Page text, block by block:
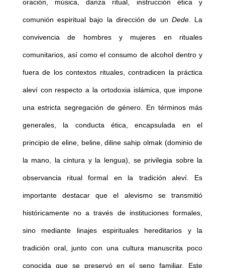
oración, música, danza ritual, instrucción ética y
comunión espiritual bajo la dirección de un Dede. La
convivencia de hombres y mujeres en rituales
comunitarios, así como el consumo de alcohol dentro y
fuera de los contextos rituales, contradicen la práctica
aleví con respecto a la ortodoxia islámica, que impone
una estricta segregación de género. En términos más
generales, la conducta ética, encapsulada en el
principio de eline, beline, diline sahip olmak (dominio de
la mano, la cintura y la lengua), se privilegia sobre la
observancia ritual formal en la tradición aleví. Es
importante destacar que el alevismo se transmitió
históricamente no a través de instituciones formales,
sino mediante linajes espirituales hereditarios y la
tradición oral, junto con una cultura manuscrita poco
conocida que se preservó en el seno familiar. Este